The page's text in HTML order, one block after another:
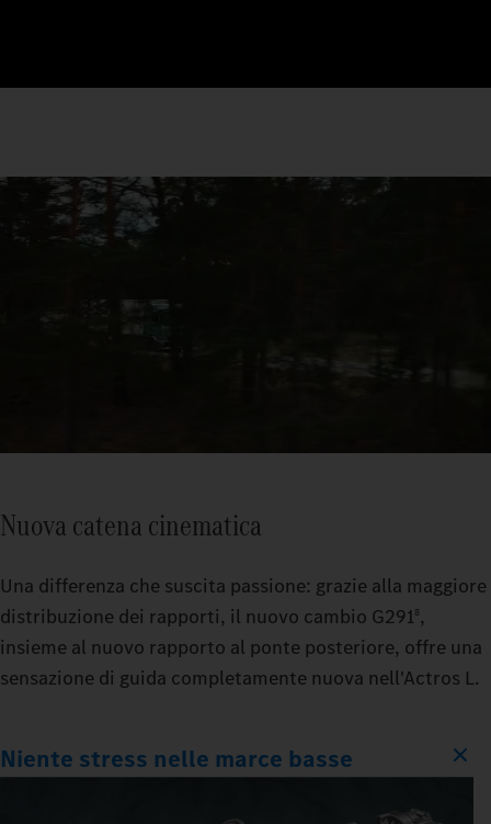
Nuova catena cinematica
Una differenza che suscita passione: grazie alla maggiore
distribuzione dei rapporti, il nuovo cambio G2918,
insieme al nuovo rapporto al ponte posteriore, offre una
sensazione di guida completamente nuova nell'Actros L.
Niente stress nelle marce basse